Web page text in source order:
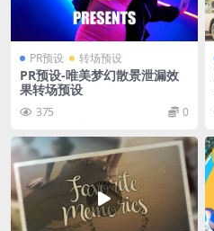
PR预设 转场预设
PR预设-唯美梦幻散景泄漏效
果转场预设
375 0